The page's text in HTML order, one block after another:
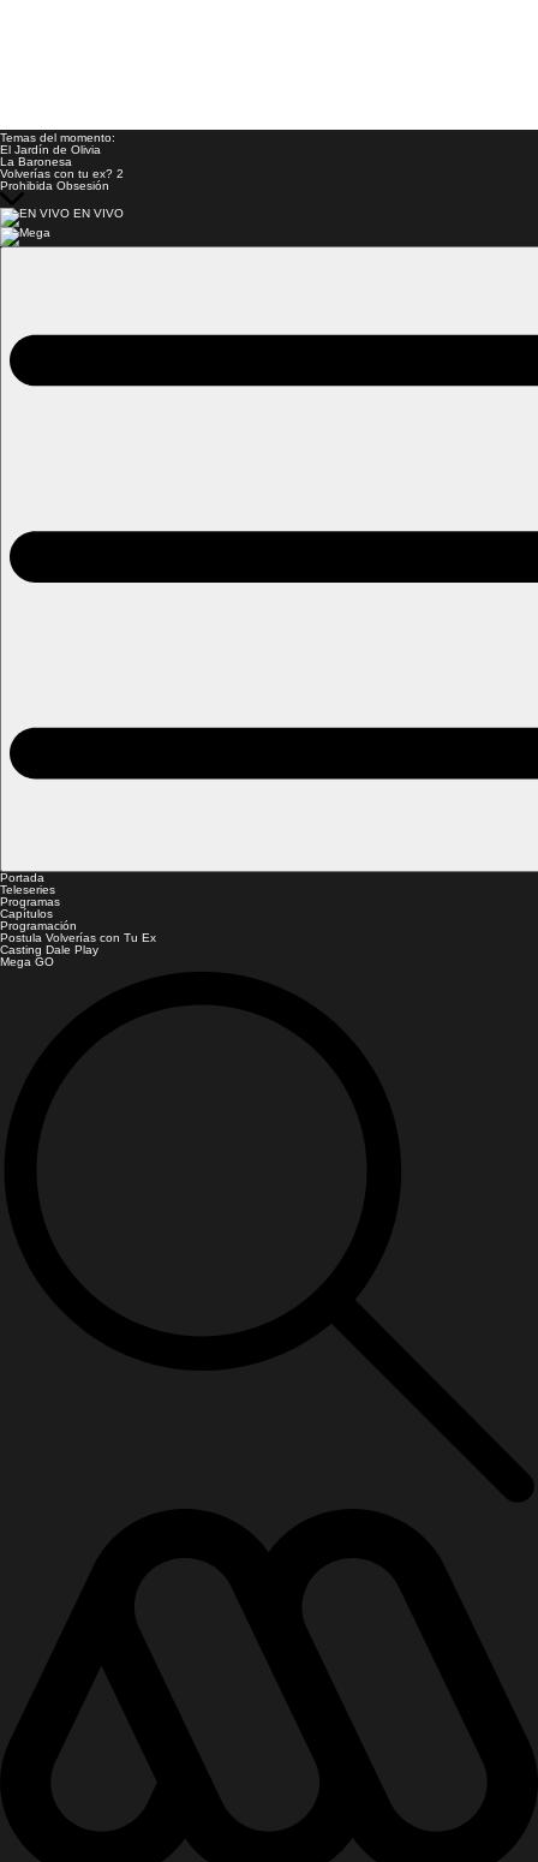
Temas del momento:
El Jardín de Olivia
La Baronesa
Volverías con tu ex? 2
Prohibida Obsesión
EN VIVO
Portada
Teleseries
Programas
Capítulos
Programación
Postula Volverías con Tu Ex
Casting Dale Play
Mega GO